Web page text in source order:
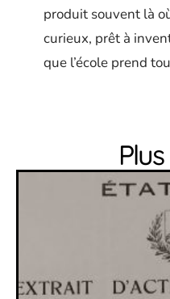
produit souvent là
curieux, prêt à
que l’école prend